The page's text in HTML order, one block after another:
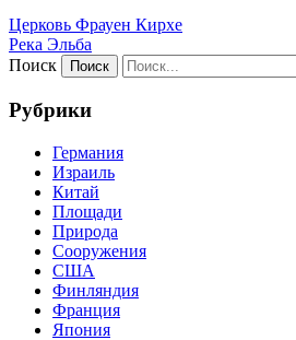
Церковь Фрауен Кирхе
Река Эльба
Поиск
Рубрики
Германия
Израиль
Китай
Площади
Природа
Сооружения
США
Финляндия
Франция
Япония